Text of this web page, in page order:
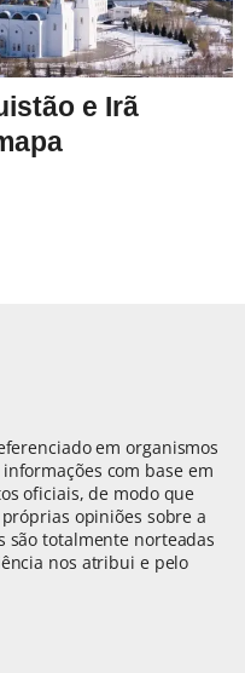
e Irã
em organismos
com base em
oficiais, de modo que
opiniões sobre a
são totalmente norteadas
nos atribui e pelo